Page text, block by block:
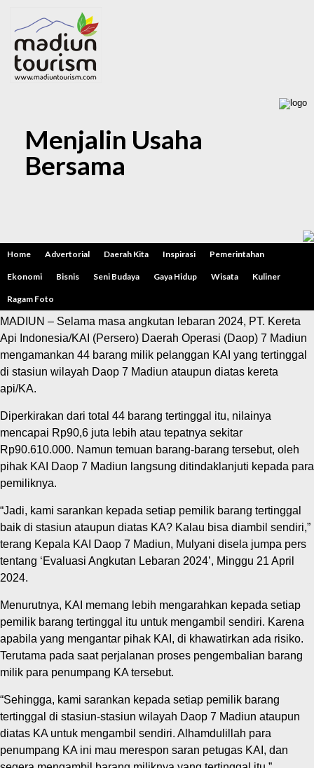
Menjalin Usaha
Bersama
Home Advertorial Daerah Kita Inspirasi Pemerintahan
Ekonomi Bisnis Seni Budaya Gaya Hidup Wisata Kuliner
Ragam Foto
Angkutan Lebaran
Juta
Minggu, 21 April 2024
MADIUN – Selama masa angkutan lebaran 2024, PT. Kereta
Api Indonesia/KAI (Persero) Daerah Operasi (Daop) 7 Madiun
mengamankan 44 barang milik pelanggan KAI yang tertinggal
di stasiun wilayah Daop 7 Madiun ataupun diatas kereta
api/KA.
Diperkirakan dari total 44 barang tertinggal itu, nilainya
mencapai Rp90,6 juta lebih atau tepatnya sekitar
Rp90.610.000. Namun temuan barang-barang tersebut, oleh
pihak KAI Daop 7 Madiun langsung ditindaklanjuti kepada para
pemiliknya.
“Jadi, kami sarankan kepada setiap pemilik barang tertinggal
baik di stasiun ataupun diatas KA? Kalau bisa diambil sendiri,”
terang Kepala KAI Daop 7 Madiun, Mulyani disela jumpa pers
tentang ‘Evaluasi Angkutan Lebaran 2024’, Minggu 21 April
2024.
Menurutnya, KAI memang lebih mengarahkan kepada setiap
pemilik barang tertinggal itu untuk mengambil sendiri. Karena
apabila yang mengantar pihak KAI, di khawatirkan ada risiko.
Terutama pada saat perjalanan proses pengembalian barang
milik para penumpang KA tersebut.
“Sehingga, kami sarankan kepada setiap pemilik barang
tertinggal di stasiun-stasiun wilayah Daop 7 Madiun ataupun
diatas KA untuk mengambil sendiri. Alhamdulillah para
penumpang KA ini mau merespon saran petugas KAI, dan